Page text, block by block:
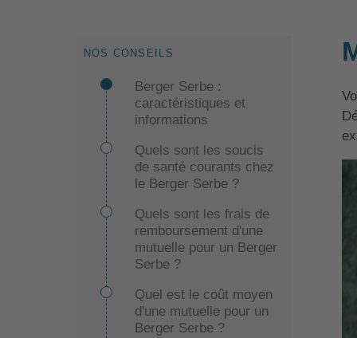
NOS CONSEILS
Berger Serbe :
caractéristiques et
informations
Quels sont les soucis
de santé courants chez
le Berger Serbe ?
Quels sont les frais de
remboursement d'une
mutuelle pour un Berger
Serbe ?
Quel est le coût moyen
d'une mutuelle pour un
Berger Serbe ?